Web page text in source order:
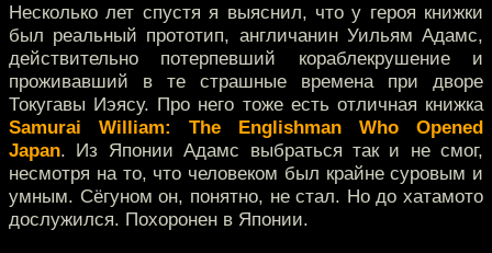
Несколько лет спустя я выяснил, что у героя книжки
был реальный прототип, англичанин Уильям Адамс,
действительно потерпевший кораблекрушение и
проживавший в те страшные времена при дворе
Токугавы Иэясу. Про него тоже есть отличная книжка
Samurai William: The Englishman Who Opened
Japan. Из Японии Адамс выбраться так и не смог,
несмотря на то, что человеком был крайне суровым и
умным. Сёгуном он, понятно, не стал. Но до хатамото
дослужился. Похоронен в Японии.